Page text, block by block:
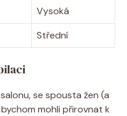
Vysoká
Střední
se spousta žen (a
‍mohli přirovnat k